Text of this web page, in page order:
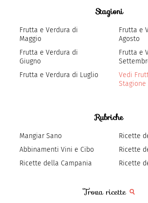
Stagioni
Frutta e Verdura di
Maggio
Frutta e Verdura di
Giugno
Frutta e Verdura di Luglio
Frutta e
Agosto
Frutta e
Vedi
Stagione
Rubriche
Mangiar Sano
Abbinamenti Vini e Cibo
Ricette della Campania
Ricette
Ricette
Ricette
Trova ricette